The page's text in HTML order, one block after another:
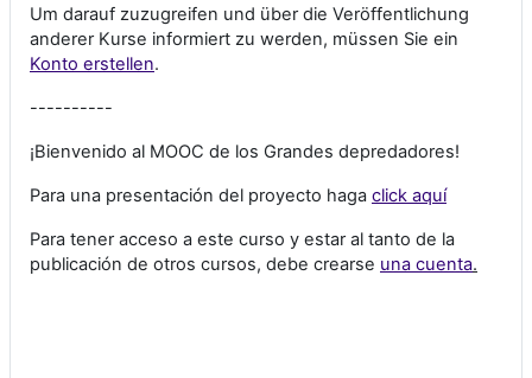
Um darauf zuzugreifen und über die Veröffentlichung
anderer Kurse informiert zu werden, müssen Sie ein
Konto erstellen.
----------
¡Bienvenido al MOOC de los Grandes depredadores!
Para una presentación del proyecto haga click aquí
Para tener acceso a este curso y estar al tanto de la
publicación de otros cursos, debe crearse una cuenta.